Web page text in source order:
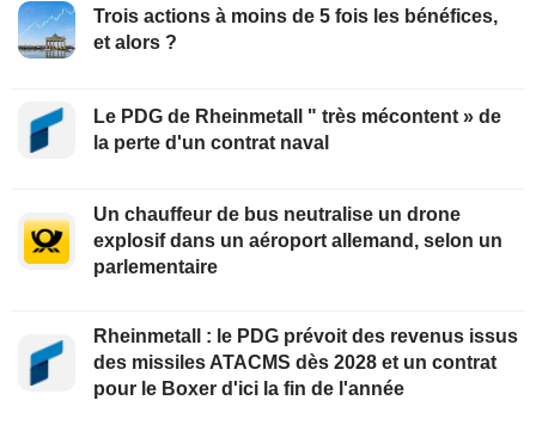
Trois actions à moins de 5 fois les bénéfices,
et alors ?
Le PDG de Rheinmetall " très mécontent » de
la perte d'un contrat naval
Un chauffeur de bus neutralise un drone
explosif dans un aéroport allemand, selon un
parlementaire
Rheinmetall : le PDG prévoit des revenus issus
des missiles ATACMS dès 2028 et un contrat
pour le Boxer d'ici la fin de l'année